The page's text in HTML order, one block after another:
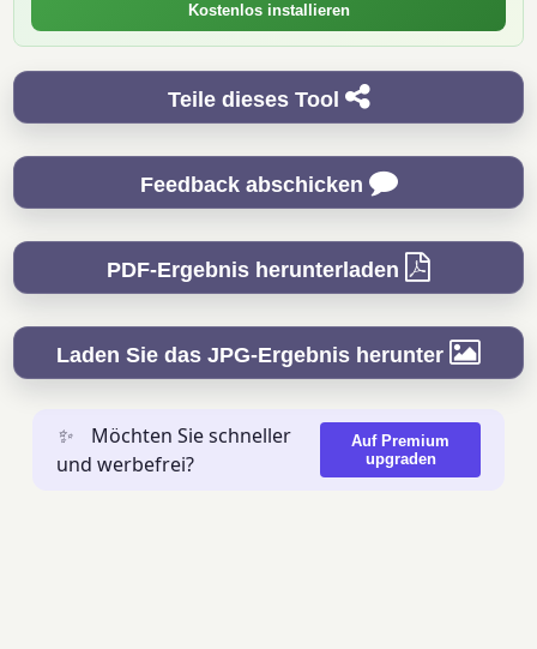
Kostenlos installieren
Teile dieses Tool
Feedback abschicken
PDF-Ergebnis herunterladen
Laden Sie das JPG-Ergebnis herunter
✨
Möchten Sie schneller
und werbefrei?
Auf Premium
upgraden